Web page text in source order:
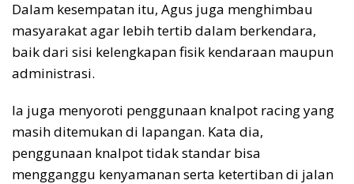
Dalam kesempatan itu, Agus juga menghimbau
masyarakat agar lebih tertib dalam berkendara,
baik dari sisi kelengkapan fisik kendaraan maupun
administrasi.
Ia juga menyoroti penggunaan knalpot racing yang
masih ditemukan di lapangan. Kata dia,
penggunaan knalpot tidak standar bisa
mengganggu kenyamanan serta ketertiban di jalan